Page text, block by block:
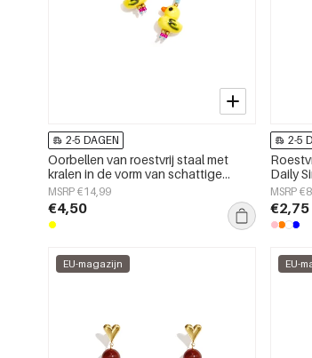
2-5 DAGEN
Oorbellen van roestvrij staal met
kralen in de vorm van schattige
dieren, uit de Daily Simple-serie voor
dames.
MSRP €14,99
€4,50
2-5
Daily
MSRP
€2,75
EU-magazijn EU-